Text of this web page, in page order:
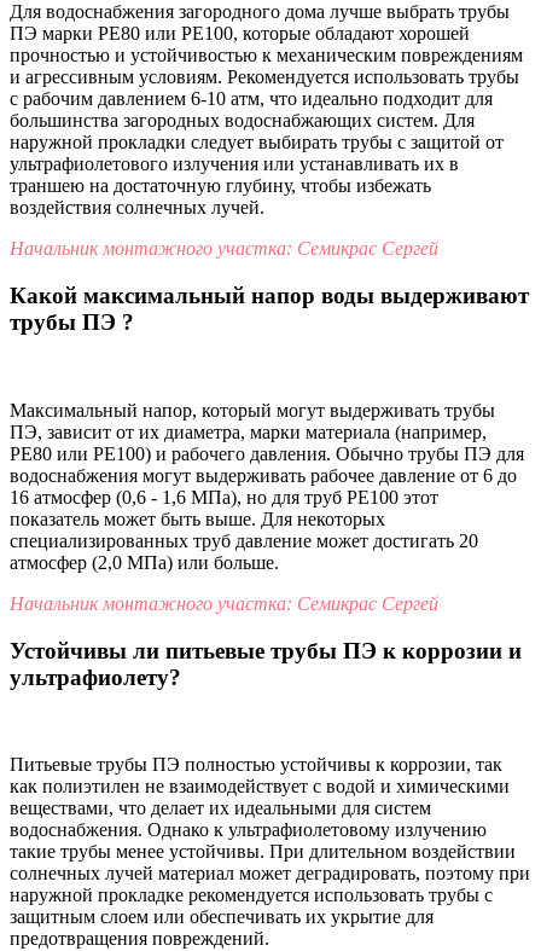
Для водоснабжения загородного дома лучше выбрать трубы
ПЭ марки PE80 или PE100, которые обладают хорошей
прочностью и устойчивостью к механическим повреждениям
и агрессивным условиям. Рекомендуется использовать трубы
с рабочим давлением 6-10 атм, что идеально подходит для
большинства загородных водоснабжающих систем. Для
наружной прокладки следует выбирать трубы с защитой от
ультрафиолетового излучения или устанавливать их в
траншею на достаточную глубину, чтобы избежать
воздействия солнечных лучей.
Начальник монтажного участка: Семикрас Сергей
Какой максимальный напор воды выдерживают
трубы ПЭ ?
Максимальный напор, который могут выдерживать трубы
ПЭ, зависит от их диаметра, марки материала (например,
PE80 или PE100) и рабочего давления. Обычно трубы ПЭ для
водоснабжения могут выдерживать рабочее давление от 6 до
16 атмосфер (0,6 - 1,6 МПа), но для труб PE100 этот
показатель может быть выше. Для некоторых
специализированных труб давление может достигать 20
атмосфер (2,0 МПа) или больше.
Начальник монтажного участка: Семикрас Сергей
Устойчивы ли питьевые трубы ПЭ к коррозии и
ультрафиолету?
Питьевые трубы ПЭ полностью устойчивы к коррозии, так
как полиэтилен не взаимодействует с водой и химическими
веществами, что делает их идеальными для систем
водоснабжения. Однако к ультрафиолетовому излучению
такие трубы менее устойчивы. При длительном воздействии
солнечных лучей материал может деградировать, поэтому при
наружной прокладке рекомендуется использовать трубы с
защитным слоем или обеспечивать их укрытие для
предотвращения повреждений.